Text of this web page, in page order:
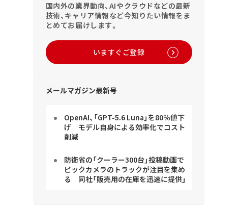
国内外の業界動向、AIやクラウドなどの最新
技術、キャリア情報など今知りたい情報をま
とめてお届けします。
いますぐご登録
メールマガジン最新号
OpenAI、「GPT-5.6 Luna」を80％値下
げ モデル自身による効率化でコスト
削減
防衛省の「クーラー300台」投稿動画で
ビックカメラのトラックが注目を集め
る 同社「販売用の在庫を迅速に提供」